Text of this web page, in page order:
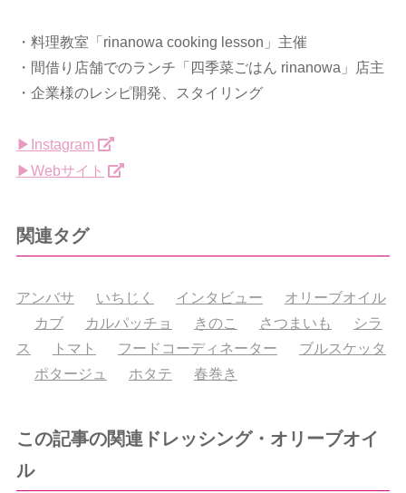
・料理教室「rinanowa cooking lesson」主催
・間借り店舗でのランチ「四季菜ごはん rinanowa」店主
・企業様のレシピ開発、スタイリング
▶︎Instagram
▶︎Webサイト
関連タグ
アンバサ いちじく インタビュー
オリーブオイル
カブ
カルパッチョ きのこ さつまいも
シラ
ス
トマト フードコーディネーター
ブルスケッタ
ポタージュ
ホタテ 春巻き
この記事の関連ドレッシング・オリーブオイ
ル